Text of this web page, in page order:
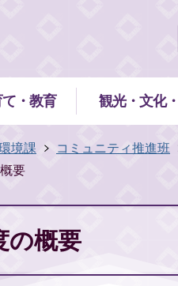
・教育 観光・文化
境課 コミュニティ推進班
要
の概要